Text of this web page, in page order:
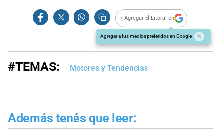
+ Agregar El Litoral en
Agregar a tus medios preferidos en Google
#TEMAS: Motores y Tendencias
Además tenés que leer: